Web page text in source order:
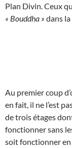
Plan Divin. Ceux
« Bouddha » dans
Au premier coup
en fait, il ne l’est
de trois étages
fonctionner sans
soit fonctionner en